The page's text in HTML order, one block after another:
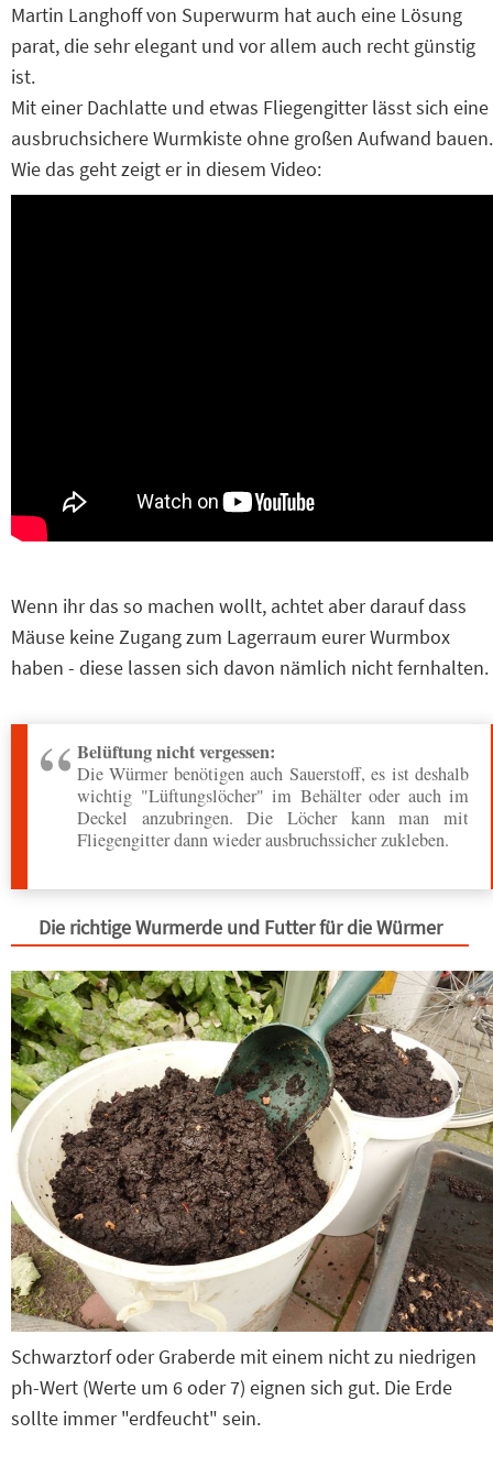
Martin Langhoff von Superwurm hat auch eine Lösung
parat, die sehr elegant und vor allem auch recht günstig
ist.
Mit einer Dachlatte und etwas Fliegengitter lässt sich eine
ausbruchsichere Wurmkiste ohne großen Aufwand bauen.
Wie das geht zeigt er in diesem Video:
Wenn ihr das so machen wollt, achtet aber darauf dass
Mäuse keine Zugang zum Lagerraum eurer Wurmbox
haben - diese lassen sich davon nämlich nicht fernhalten.
Belüftung nicht vergessen:
Die Würmer benötigen auch Sauerstoff, es ist deshalb
wichtig "Lüftungslöcher" im Behälter oder auch im
Deckel anzubringen. Die Löcher kann man mit
Fliegengitter dann wieder ausbruchssicher zukleben.
Die richtige Wurmerde und Futter für die Würmer
Schwarztorf oder Graberde mit einem nicht zu niedrigen
ph-Wert (Werte um 6 oder 7) eignen sich gut. Die Erde
sollte immer "erdfeucht" sein.